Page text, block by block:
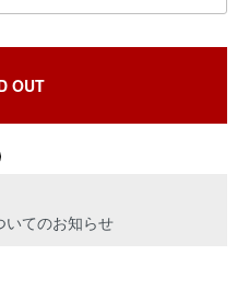
OUT
いてのお知らせ